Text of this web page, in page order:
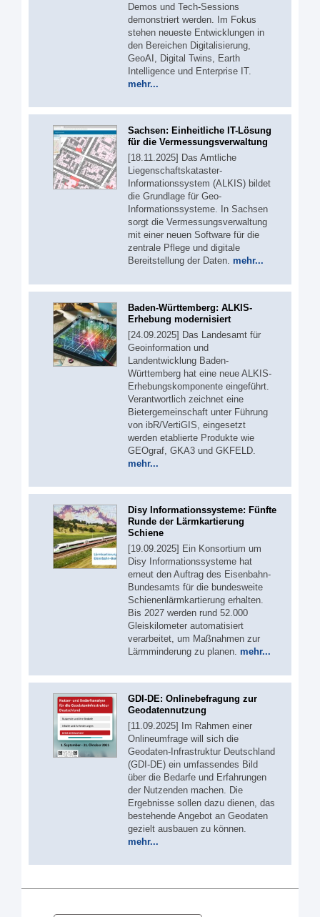
Demos und Tech-Sessions
demonstriert werden. Im Fokus
stehen neueste Entwicklungen in
den Bereichen Digitalisierung,
GeoAI, Digital Twins, Earth
Intelligence und Enterprise IT.
mehr...
Sachsen: Einheitliche IT-Lösung
für die Vermessungsverwaltung
[18.11.2025] Das Amtliche
Liegenschaftskataster-
Informationssystem (ALKIS) bildet
die Grundlage für Geo-
Informationssysteme. In Sachsen
sorgt die Vermessungsverwaltung
mit einer neuen Software für die
zentrale Pflege und digitale
Bereitstellung der Daten. mehr...
Baden-Württemberg: ALKIS-
Erhebung modernisiert
[24.09.2025] Das Landesamt für
Geoinformation und
Landentwicklung Baden-
Württemberg hat eine neue ALKIS-
Erhebungskomponente eingeführt.
Verantwortlich zeichnet eine
Bietergemeinschaft unter Führung
von ibR/VertiGIS, eingesetzt
werden etablierte Produkte wie
GEOgraf, GKA3 und GKFELD.
mehr...
Disy Informationssysteme: Fünfte
Runde der Lärmkartierung
Schiene
[19.09.2025] Ein Konsortium um
Disy Informationssysteme hat
erneut den Auftrag des Eisenbahn-
Bundesamts für die bundesweite
Schienenlärmkartierung erhalten.
Bis 2027 werden rund 52.000
Gleiskilometer automatisiert
verarbeitet, um Maßnahmen zur
Lärmminderung zu planen. mehr...
GDI-DE: Onlinebefragung zur
Geodatennutzung
[11.09.2025] Im Rahmen einer
Onlineumfrage will sich die
Geodaten-Infrastruktur Deutschland
(GDI-DE) ein umfassendes Bild
über die Bedarfe und Erfahrungen
der Nutzenden machen. Die
Ergebnisse sollen dazu dienen, das
bestehende Angebot an Geodaten
gezielt ausbauen zu können.
mehr...